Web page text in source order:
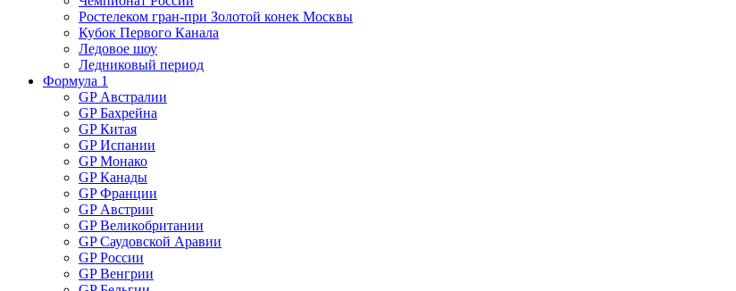
Ростелеком гран-при Золотой конек Москвы
Кубок Первого Канала
Ледовое шоу
Ледниковый период
Формула 1
GP Австралии
GP Бахрейна
GP Китая
GP Испании
GP Монако
GP Канады
GP Франции
GP Австрии
GP Великобритании
GP Саудовской Аравии
GP России
GP Венгрии